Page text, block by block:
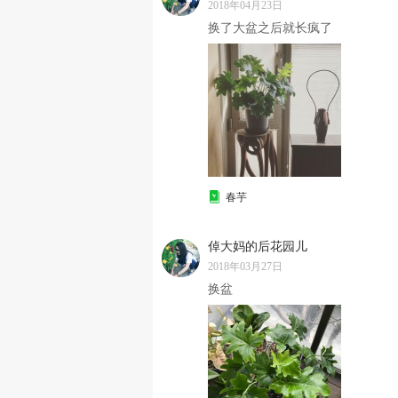
2018年04月23日
换了大盆之后就长疯了
春芋
倬大妈的后花园儿
2018年03月27日
换盆